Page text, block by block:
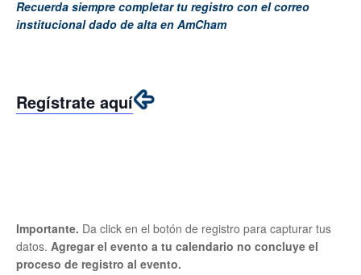
Recuerda siempre completar tu registro con el correo
institucional dado de alta en AmCham
Regístrate aquí
Importante. Da click en el botón de registro para capturar tus
datos. Agregar el evento a tu calendario no concluye el
proceso de registro al evento.